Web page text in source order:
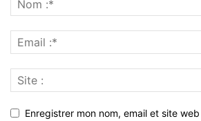
Enregistrer mon nom, email et site